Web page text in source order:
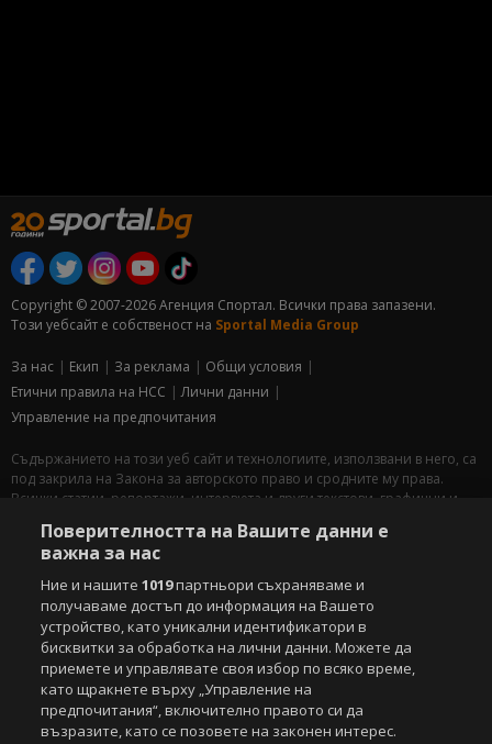
Copyright © 2007-2026 Агенция Спортал. Всички права запазени.
Този уебсайт е собственост на Sportal Media Group
За нас Екип За рекламa
Общи условия
Етични правила на НСС
Лични данни
Управление на предпочитания
Съдържанието на този уеб сайт и технологиите, използвани в него, са
под закрила на Закона за авторското право и сродните му права.
Всички статии, репортажи, интервюта и други текстови, графични и
Спортал, освен ако изрично е посочено друго. Допуска се
публикуване на текстови материали само след писмено съгласие на
Агенция Спортал, посочване на източника и добавяне на линк към
www.sportal.bg. Използването на графични и видео материали,
публикувани в сайта, е строго забранено. Нарушителите ще бъдат
санкционирани с цялата строгост на закона.
СвалиБЕЗПЛАТНОТОприложение за:
Android
Поверителността на Вашите данни е
важна за нас
Ние и нашите1019партньори съхраняваме и
получаваме достъп до информация на Вашето
устройство, като уникални идентификатори в
бисквитки за обработка на лични данни. Можете да
приемете и управлявате своя избор по всяко време,
като щракнете върху „Управление на
предпочитания“, включително правото си да
възразите, като се позовете на законен интерес.